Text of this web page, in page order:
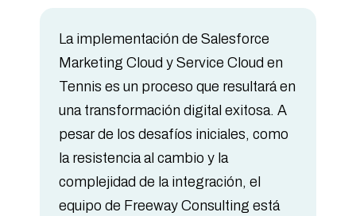
La implementación de Salesforce
Marketing Cloud y Service Cloud en
Tennis es un proceso que resultará en
una transformación digital exitosa. A
pesar de los desafíos iniciales, como
la resistencia al cambio y la
complejidad de la integración, el
equipo de Freeway Consulting está